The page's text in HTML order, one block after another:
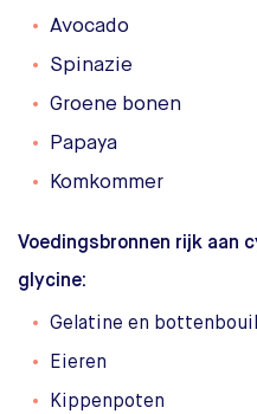
Avocado
Spinazie
Groene bonen
Papaya
Komkommer
Voedingsbronnen rijk aan
glycine:
Gelatine en
Eieren
Kippenpoten